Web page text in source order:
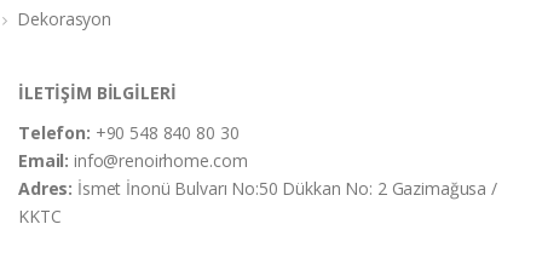
Dekorasyon
İLETİŞİM BİLGİLERİ
Telefon: +90 548 840 80 30
Email:info@renoirhome.com
Adres: İsmet İnonü Bulvarı No:50 Dükkan No: 2 Gazimağusa /
KKTC